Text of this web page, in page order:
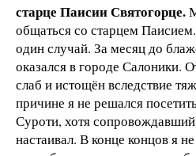
старце Паисии Святогорце.
общаться со старцем
один случай. За месяц до
оказался в городе Салоники.
слаб и истощён вследствие
причине я не решался
Суроти, хотя
настаивал. В конце концов я